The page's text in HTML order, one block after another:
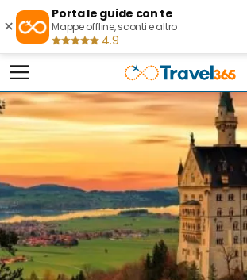
×
Porta le guide con te
Mappe offline, sconti e altro
4.9